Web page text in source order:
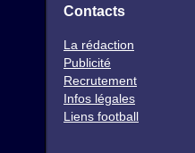
Contacts
La rédaction
Publicité
Recrutement
Infos légales
Liens football